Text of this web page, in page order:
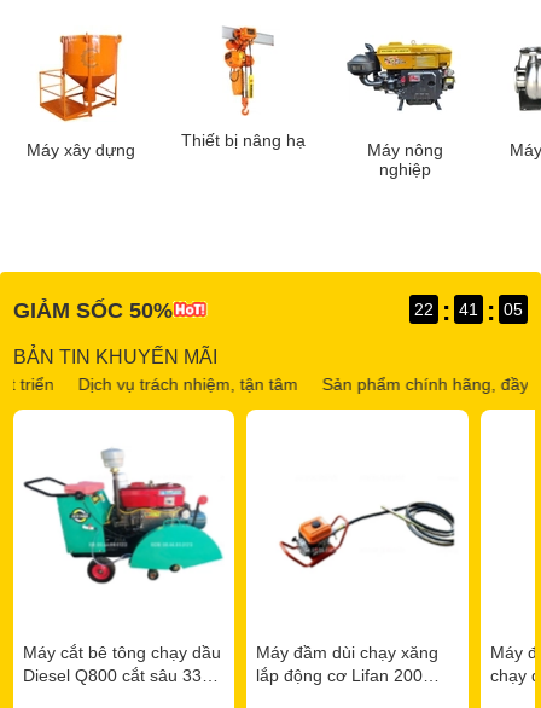
Máy xây dựng Thiết bị nâng hạ
Máy nông
nghiệp
GIẢM SỐC 50% 22 : 41 : 04
BẢN TIN KHUYẾN MÃI
Dịch vụ trách nhiệm, tận tâm Sản phẩm chính hãng, đầy đủ CO,
Máy cắt bê tông chạy dầu
Diesel Q800 cắt sâu 33cm
Máy đầm dùi chạy xăng
lắp động cơ Lifan 200
Máy
chạy